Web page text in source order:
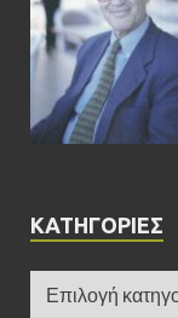
KΑΤΗΓΟΡΊΕΣ